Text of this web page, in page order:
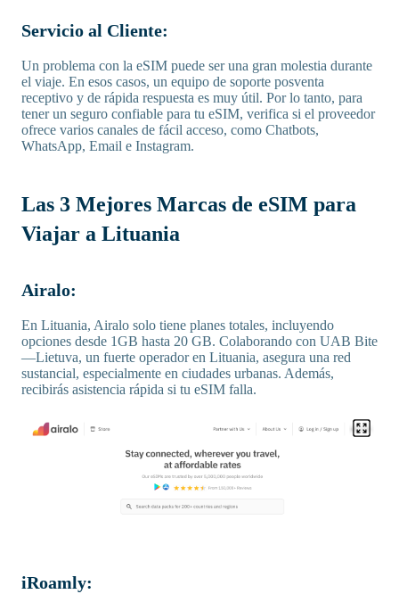
Servicio al Cliente:
Un problema con la eSIM puede ser una gran molestia durante
el viaje. En esos casos, un equipo de soporte posventa
receptivo y de rápida respuesta es muy útil. Por lo tanto, para
tener un seguro confiable para tu eSIM, verifica si el proveedor
ofrece varios canales de fácil acceso, como Chatbots,
WhatsApp, Email e Instagram.
Las 3 Mejores Marcas de eSIM para
Viajar a Lituania
Airalo:
En Lituania, Airalo solo tiene planes totales, incluyendo
opciones desde 1GB hasta 20 GB. Colaborando con UAB Bite
—Lietuva, un fuerte operador en Lituania, asegura una red
sustancial, especialmente en ciudades urbanas. Además,
recibirás asistencia rápida si tu eSIM falla.
iRoamly: